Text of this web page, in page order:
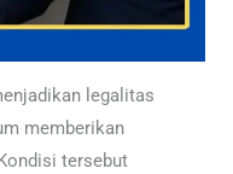
legalitas
memberikan
tersebut